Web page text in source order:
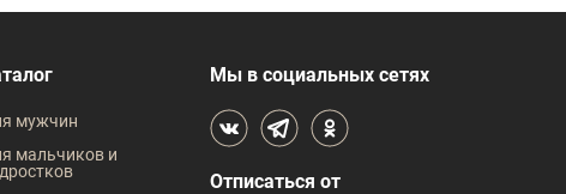
В корзину
80 84
В корзину
В наличии
Размер одежды
88 92
мужчин
мальчиков и
Мы в социальных сетях
Отписаться от